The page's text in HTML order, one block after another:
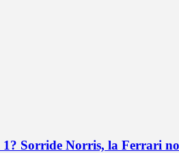
Sorride Norris, la Ferrari